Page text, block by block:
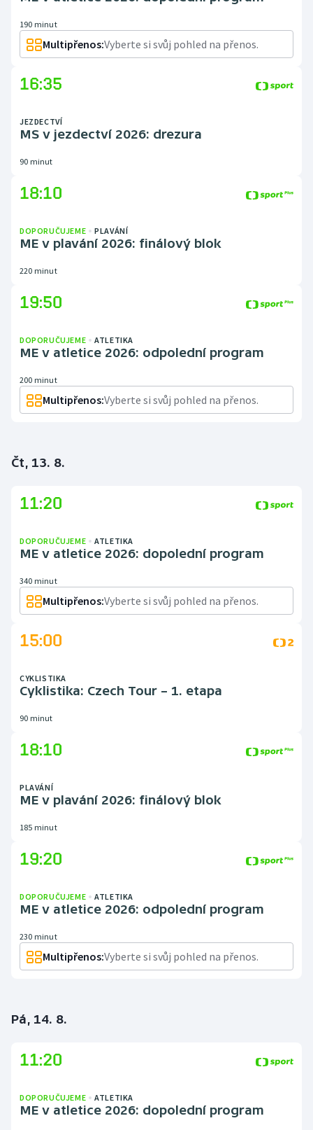
190 minut
Multipřenos:Vyberte si svůj pohled na přenos.
16:35
JEZDECTVÍ
MS v jezdectví 2026: drezura
90 minut
18:10
DOPORUČUJEME PLAVÁNÍ
ME v plavání 2026: finálový blok
220 minut
19:50
DOPORUČUJEME ATLETIKA
ME v atletice 2026: odpolední program
200 minut
Multipřenos:Vyberte si svůj pohled na přenos.
Čt, 13. 8.
11:20
DOPORUČUJEME ATLETIKA
ME v atletice 2026: dopolední program
340 minut
Multipřenos:Vyberte si svůj pohled na přenos.
15:00
CYKLISTIKA
Cyklistika: Czech Tour – 1. etapa
90 minut
18:10
PLAVÁNÍ
ME v plavání 2026: finálový blok
185 minut
19:20
DOPORUČUJEME ATLETIKA
ME v atletice 2026: odpolední program
230 minut
Multipřenos:Vyberte si svůj pohled na přenos.
Pá, 14. 8.
11:20
DOPORUČUJEME ATLETIKA
ME v atletice 2026: dopolední program